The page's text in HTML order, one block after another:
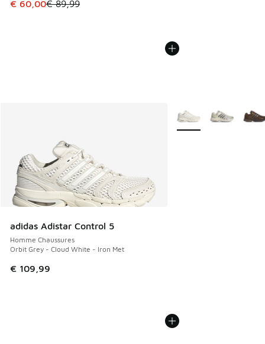
Cet article est en promotion. Prix en baisse de € 89,99 à
€ 60,00€ 89,99
adidas Adistar Control 5
Homme Chaussures
Orbit Grey - Cloud White - Iron Met
€ 109,99
Plus de couleurs